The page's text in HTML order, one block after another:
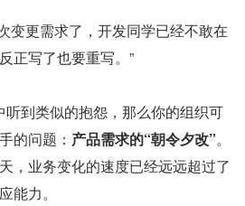
写了也要重写。”
的问题： 产品需求的“朝令夕改”。
，业务变化的速度已经远远超过了
能力。